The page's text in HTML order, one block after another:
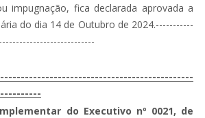
impugnação, fica declarada aprovada a
do dia 14 de Outubro de 2024.-----------
do Executivo nº 0021, de